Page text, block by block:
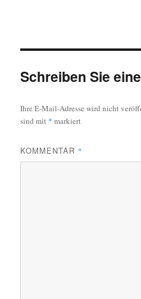
Schreiben Sie
Ihre E-Mail-Adresse wird nicht
sind mit * markiert
KOMMENTAR *